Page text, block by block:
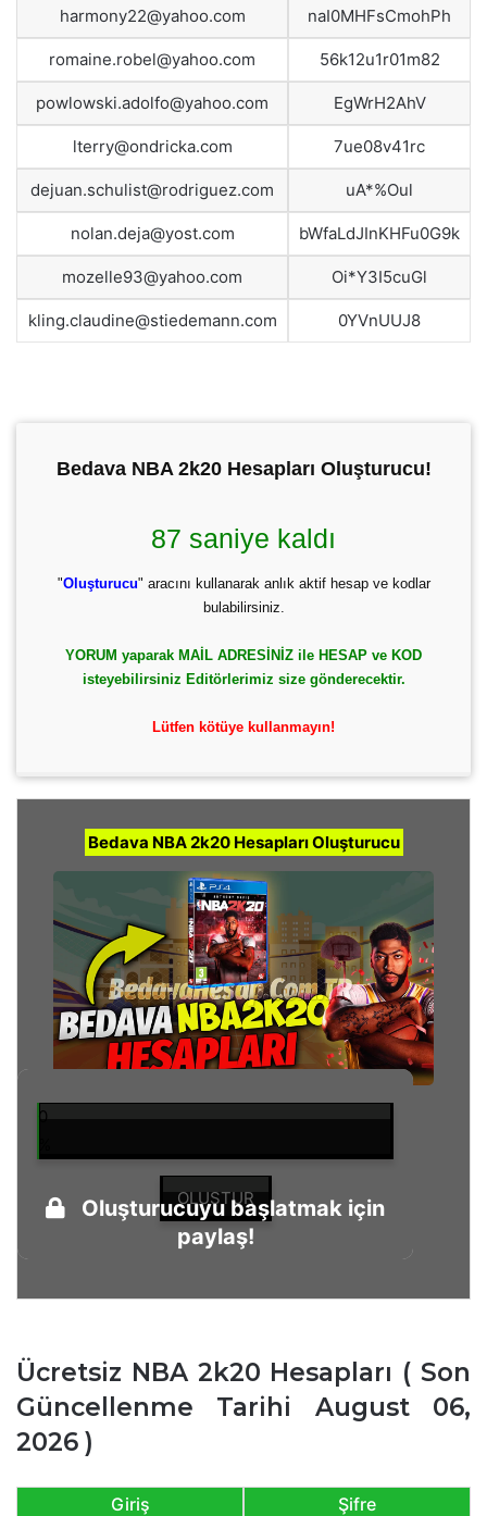
harmony22@yahoo.com naI0MHFsCmohPh
romaine.robel@yahoo.com 56k12u1r01m82
powlowski.adolfo@yahoo.com EgWrH2AhV
lterry@ondricka.com 7ue08v41rc
dejuan.schulist@rodriguez.com uA*%Oul
nolan.deja@yost.com bWfaLdJInKHFu0G9k
mozelle93@yahoo.com Oi*Y3I5cuGl
kling.claudine@stiedemann.com 0YVnUUJ8
Bedava NBA 2k20 Hesapları Oluşturucu!
86 saniye kaldı
"Oluşturucu" aracını kullanarak anlık aktif hesap ve kodlar
bulabilirsiniz.
YORUM yaparak MAİL ADRESİNİZ ile HESAP ve KOD
isteyebilirsiniz Editörlerimiz size gönderecektir.
Lütfen kötüye kullanmayın!
Bedava NBA 2k20 Hesapları Oluşturucu
0
OLUŞTUR
Oluşturucuyu başlatmak için
paylaş!
Ücretsiz NBA 2k20 Hesapları ( Son
Güncellenme Tarihi August 06,
2026 )
Giriş Şifre